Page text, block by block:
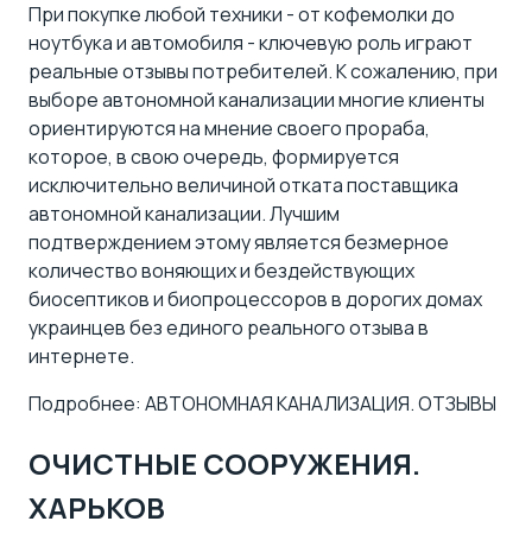
При покупке любой техники - от кофемолки до
ноутбука и автомобиля - ключевую роль играют
реальные отзывы потребителей. К сожалению, при
выборе автономной канализации многие клиенты
ориентируются на мнение своего прораба,
которое, в свою очередь, формируется
исключительно величиной отката поставщика
автономной канализации. Лучшим
подтверждением этому является безмерное
количество воняющих и бездействующих
биосептиков и биопроцессоров в дорогих домах
украинцев без единого реального отзыва в
интернете.
Подробнее: АВТОНОМНАЯ КАНАЛИЗАЦИЯ. ОТЗЫВЫ
ОЧИСТНЫЕ СООРУЖЕНИЯ.
ХАРЬКОВ